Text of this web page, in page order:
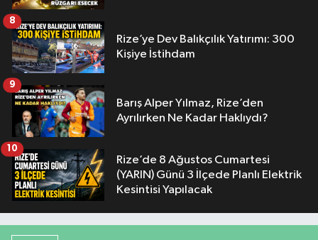
Rize’ye Dev Balıkçılık Yatırımı: 300
Kişiye İstihdam
8
Barış Alper Yılmaz, Rize’den
Ayrılırken Ne Kadar Haklıydı?
9
Rize’de 8 Ağustos Cumartesi
(YARIN) Günü 3 İlçede Planlı Elektrik
Kesintisi Yapılacak
10